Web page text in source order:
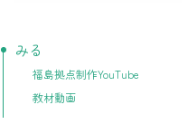
みる
福島拠点制作YouTube
教材動画